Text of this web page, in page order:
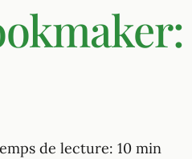
de lecture: 10 min